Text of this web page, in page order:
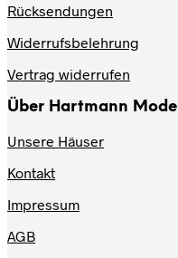
Rücksendungen
Widerrufsbelehrung
Vertrag widerrufen
Über Hartmann Mode
Unsere Häuser
Kontakt
Impressum
AGB